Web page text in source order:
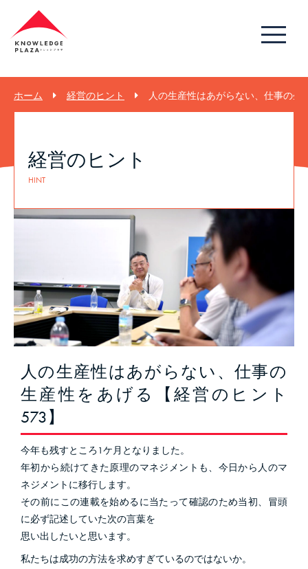
ホーム 経営のヒント 人の生産性はあがらない、仕事の
経営のヒント
HINT
人の生産性はあがらない、仕事の
生産性をあげる【経営のヒント
573】
今年も残すところ1ケ月となりました。
年初から続けてきた原理のマネジメントも、今日から人のマ
ネジメントに移行します。
その前にこの連載を始めるに当たって確認のため当初、冒頭
に必ず記述していた次の言葉を
思い出したいと思います。
私たちは成功の方法を求めすぎているのではないか。